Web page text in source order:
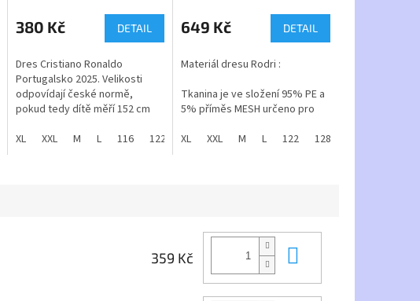
128 134 140 146 152 158 164
produktu
je
z
5
hvězdiček.
380 Kč DETAIL
Dres Cristiano Ronaldo
Portugalsko 2025. Velikosti
odpovídají české normě,
pokud tedy dítě měří 152 cm
XL XXL M L 116 122 128 134 140 146 152
produktu
je
z
hvězdiček.
649 Kč DETAIL
Materiál dresu Rodri :
Tkanina je ve složení 95% PE a
5% příměs MESH určeno pro
potu.
tradiční styl s moderními
XL XXL M L 122 128
359 Kč